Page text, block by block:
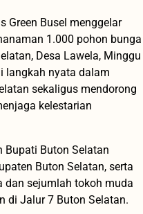
Green Busel menggelar
1.000 pohon bunga
Desa Lawela, Minggu
langkah nyata dalam
sekaligus mendorong
kelestarian
Bupati Buton Selatan
Buton Selatan, serta
dan sejumlah tokoh muda
di Jalur 7 Buton Selatan.